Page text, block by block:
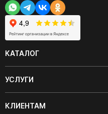
КАТАЛОГ
УСЛУГИ
КЛИЕНТАМ